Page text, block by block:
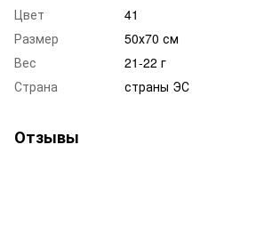
Цвет
41
Размер
50х70 см
Вес
21-22 г
Страна
страны ЭС
Отзывы